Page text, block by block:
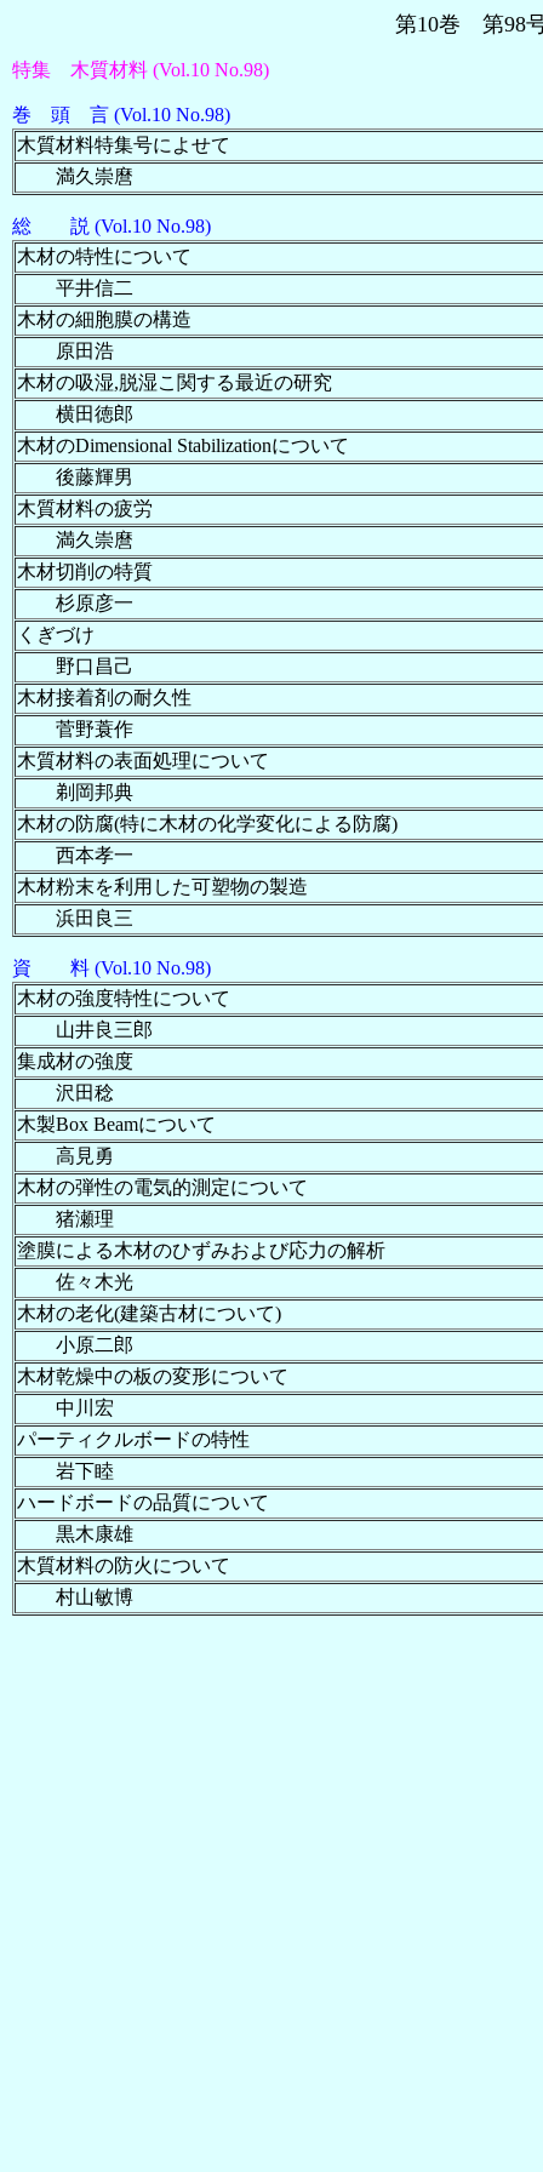
第10巻 第
特集 木質材料 (Vol.10 No.98)
巻 頭 言 (Vol.10 No.98)
木質材料特集号によせて
満久崇麿
総 説 (Vol.10 No.98)
木材の特性について
平井信二
木材の細胞膜の構造
原田浩
木材の吸湿,脱湿こ関する最近の研究
横田徳郎
木材のDimensional Stabilizationについて
後藤輝男
木質材料の疲労
満久崇麿
木材切削の特質
杉原彦一
くぎづけ
野口昌己
木材接着剤の耐久性
菅野蓑作
木質材料の表面処理について
剃岡邦典
木材の防腐(特に木材の化学変化による防腐)
西本孝一
木材粉末を利用した可塑物の製造
浜田良三
資 料 (Vol.10 No.98)
木材の強度特性について
山井良三郎
集成材の強度
沢田稔
木製Box Beamについて
高見勇
木材の弾性の電気的測定について
猪瀬理
塗膜による木材のひずみおよび応力の解析
佐々木光
木材の老化(建築古材について)
小原二郎
木材乾燥中の板の変形について
中川宏
パーティクルボードの特性
岩下睦
ハードボードの品質について
黒木康雄
木質材料の防火について
村山敏博